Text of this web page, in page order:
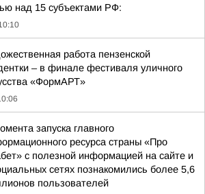
над 15 субъектами РФ:
работа пензенской
– в финале фестиваля уличного
«ФормАРТ»
запуска главного
ресурса страны «Про
с полезной информацией на сайте и
сетях познакомились более 5,6
пользователей